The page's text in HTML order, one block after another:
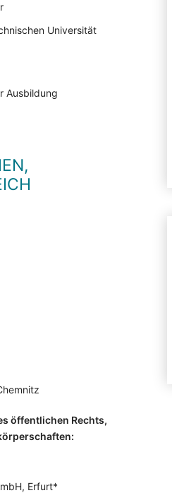
Universität
Ausbildung
öffentlichen Rechts,
Erfurt*